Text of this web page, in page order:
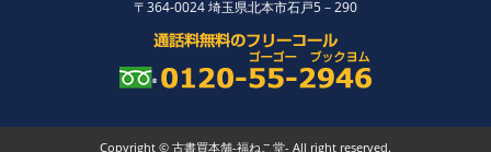
〒364-0024 埼玉県北本市石戸5－290
Copyright © 古書買本舗-福ねこ堂- All right reserved.